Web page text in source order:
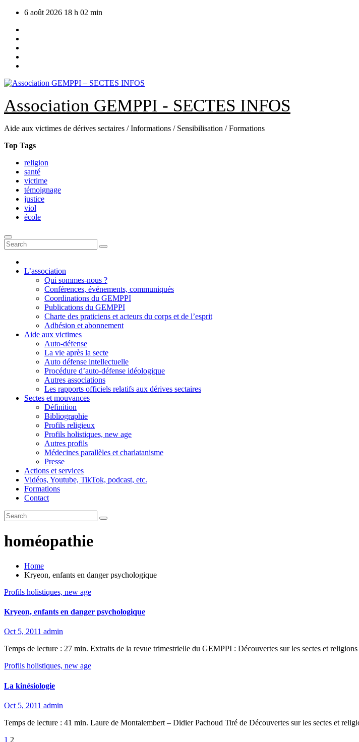
Skip
content
6 août 2026 18 h 02 min
Association GEMPPI - SECTES INFOS
Aide aux victimes de dérives sectaires / Informations / Sensibilisation / Formations
Top Tags
religion
santé
victime
témoignage
justice
viol
école
L’association
Qui sommes-nous ?
Conférences, événements, communiqués
Coordinations du GEMPPI
Publications du GEMPPI
Charte des praticiens et acteurs du corps et de l’esprit
Adhésion et abonnement
Aide aux victimes
Auto-défense
La vie après la secte
Auto défense intellectuelle
Procédure d’auto-défense idéologique
Autres associations
Les rapports officiels relatifs aux dérives sectaires
Sectes et mouvances
Définition
Bibliographie
Profils religieux
Profils holistiques, new age
Autres profils
Médecines parallèles et charlatanisme
Presse
Actions et services
Vidéos, Youtube, TikTok, podcast, etc.
Formations
Contact
homéopathie
Home
Kryeon, enfants en danger psychologique
Profils holistiques, new age
Kryeon, enfants en danger psychologique
Oct 5, 2011 admin
Temps de lecture : 27 min. Extraits de la revue trimestrielle du GEMPPI : Découvertes sur les sectes et
Profils holistiques, new age
La kinésiologie
Oct 5, 2011 admin
Temps de lecture : 41 min. Laure de Montalembert – Didier Pachoud Tiré de Découvertes sur les sectes et
1 2